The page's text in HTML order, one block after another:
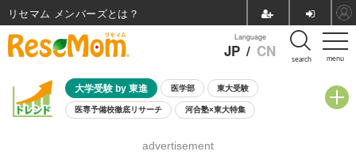
menu
Language
JP / CN search
大学受験 by 東進 医学部 東大受験
医専予備校徹底リサーチ 河合塾×東大特集
8月開催学校説明会・相談会
advertisement
リセマム メンバーズ